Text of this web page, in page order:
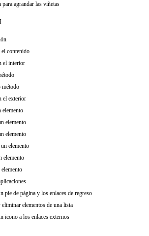
para agrandar las viñetas
contenido
el interior
método
el exterior
elemento
elemento
elemento
elemento
elemento
pie de página y los enlaces de regreso
elementos de una lista
icono a los enlaces externos